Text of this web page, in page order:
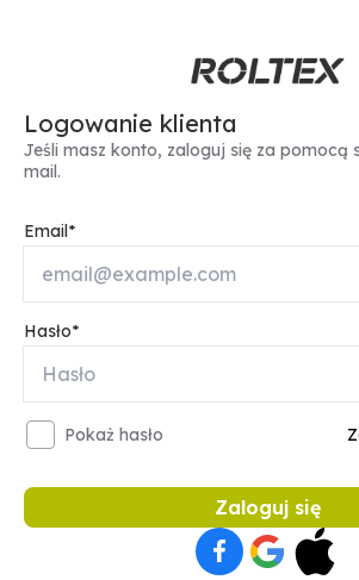
Logowanie klienta
Jeśli masz konto, zaloguj się za pomocą
mail.
Email
Hasło
Pokaż hasło
Zaloguj się